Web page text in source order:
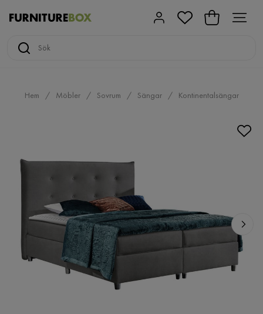
Hem Möbler Sovrum Sängar Kontinentalsängar